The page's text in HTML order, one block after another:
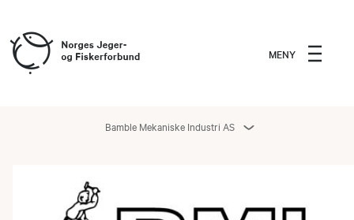
MENY
Bamble Mekaniske Industri AS